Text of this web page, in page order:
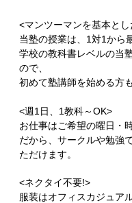
<マンツーマンを基本と
当塾の授業は、1対1から
学校の教科書レベルの当
ので、
初めて塾講師を始める方
<週1日、1教科～OK>
お仕事はご希望の曜日・
だから、サークルや勉強
ただけます。
<ネクタイ不要!>
服装はオフィスカジュア